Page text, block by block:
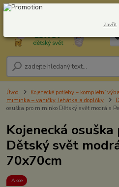
604278943
Úvod Kojenecké potřeby – kompletní
miminka – vaničky, lehátka a doplňky
osuška pro miminko Dětský svět modrá s
Kojenecká
Dětský svět
70x70cm
Akce
Zavřít